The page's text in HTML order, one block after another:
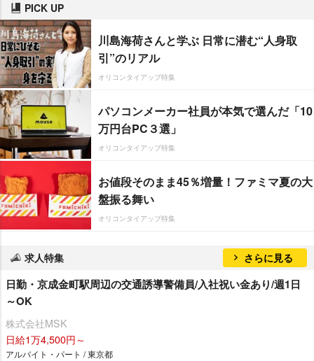
PICK UP
川島海荷さんと学ぶ 日常に潜む“人身取
引”のリアル
オリコンタイアップ特集
パソコンメーカー社員が本気で選んだ「10
万円台PC３選」
オリコンタイアップ特集
お値段そのまま45％増量！ファミマ夏の大
盤振る舞い
オリコンタイアップ特集
求人特集 さらに見る
日勤・京成金町駅周辺の交通誘導警備員/入社祝い金あり/週1日
～OK
株式会社MSK
日給1万4,500円～
アルバイト・パート / 東京都